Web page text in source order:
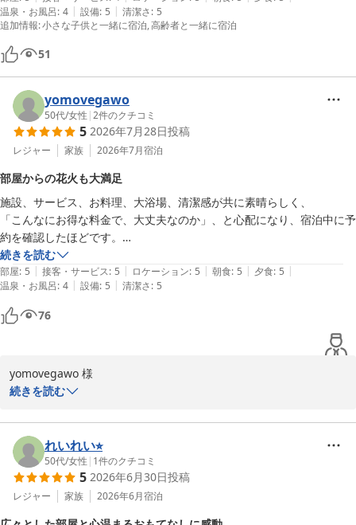
建物自体は皆さん書かれているとおり、経年劣化は否めませんがキレイ
に保たれていて、子供が遊べるキッズスペースは4歳の甥っ子が喜んで
遊んでいました。
夕飯のしっぽく料理はお腹いっぱいになりました。テーブルにご飯と味
かったので口頭でも説明頂けるとありがたいなぁと思いました。
子供用の食事もお寿司にプレート、デザートには大きめのコーンカップ
に入ったチョコチップアイスクリームとケーキのセットと豪華で甥っ子
も大喜びでした。
朝食のバイキングも種類が沢山あり、かんころもちの天ぷらは長崎出身
来年のみなとまつりの花火大会もコチラのホテルから家族で観たいと思
います！
温泉・お風呂: 4 | 設備: 5 | 清潔さ: 5
追加情報:小さな子供と一緒に宿泊 高齢者と一緒に宿泊
51
yomovegawo
50代/女性 |2件のクチコミ
5 2026年7月28日投稿
レジャー 家族 2026年7月宿泊
部屋からの花火も大満足
施設、サービス、お料理、大浴場、清潔感が共に素晴らしく、
「こんなにお得な料金で、大丈夫なのか」、と心配になり、宿泊中に予
約を確認したほどです。
こちらのお宿を強くオススメします。
また機会があればぜひ宿泊したいです。
立地的に無理ではありますが、これが温泉だったらお風呂★５つでパー
フェクトです。
スタッフの皆さん、ありがとうございました。
続きを読む
部屋: 5 | 接客・サービス: 5 | ロケーション: 5 | 朝食: 5 | 夕食: 5 |
温泉・お風呂: 4 | 設備: 5 | 清潔さ: 5
76
yomovegawo 様
がとうございます。お褒めのお言葉を頂戴し、大変嬉しく思ってお
ります。温泉についてのご提案は貴重で、今後の参考とさせていた
だきます。また長崎への旅行の機会がございましたら、ぜひにっし
ょうかん新館梅松鶴をご利用下さいませ。またのご利用を心よりお
待ち申し上げます。
にっしょうかん新館梅松鶴
続きを読む
れいれい⭐︎
50代/女性 | 1件のクチコミ
5 2026年6月30日投稿
レジャー 家族 2026年6月宿泊